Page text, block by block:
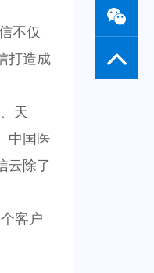
不仅
打造成
天
中国医
云除了
客户